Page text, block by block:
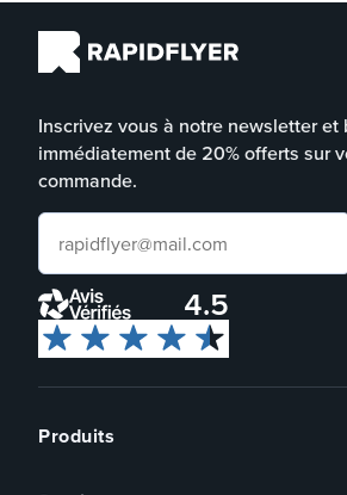
Inscrivez vous à notre newsletter et
immédiatement de 20% offerts sur
commande.
4.5
Produits